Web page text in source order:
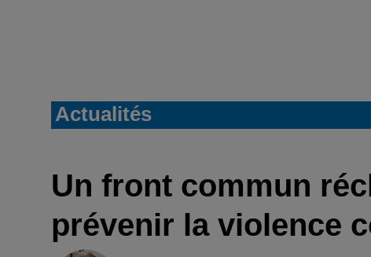
Actualités
Un front commun
prévenir la violence